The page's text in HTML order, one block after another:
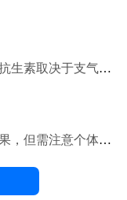
全自动生化分析系
疗设备，并组建
、病理科等多学科
生素取决于支气管
疗。细菌感染通常
稠的痰、发热、咳
以帮助清除细菌感
由病毒感染引起
在这种情况下，医
，但需注意个体差
有些人可能对坚果
不良或过敏反应。